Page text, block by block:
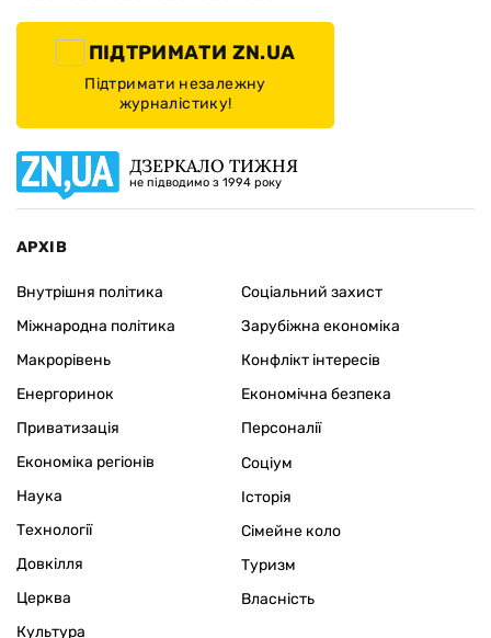
ПІДТРИМАТИ ZN.UA
Підтримати незалежну
журналістику!
ДЗЕРКАЛО ТИЖНЯ
не підводимо з 1994 року
АРХІВ
Внутрішня політика
Міжнародна політика
Макрорівень
Енергоринок
Приватизація
Економіка регіонів
Соціальний захист
Зарубіжна економіка
Конфлікт інтересів
Економічна безпека
Персоналії
Наука
Технології
Довкілля
Церква
Культура
Соціум
Історія
Сімейне коло
Туризм
Власність